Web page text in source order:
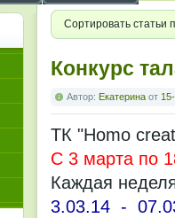
Сортировать статьи
Конкурс
Автор: Екатерина от
ТК "Homo
С 3 марта по
Каждая
3.03.14 -